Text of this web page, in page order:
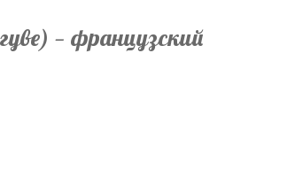
— французский